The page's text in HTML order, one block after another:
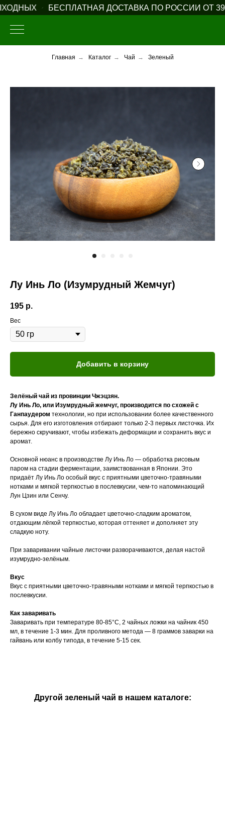
БЕСПЛАТНАЯ ДОСТАВКА ПО РОССИИ ОТ
Главная → Каталог → Чай → Зеленый
Лу Инь Ло (Изумрудный Жемчуг)
195 р.
Вес
Добавить в корзину
Зелёный чай из провинции Чжэцзян.
Лу Инь Ло, или Изумрудный жемчуг, производится по схожей с
Ганпаудером технологии, но при использовании более качественного
сырья. Для его изготовления отбирают только 2-3 первых листочка. Их
бережно скручивают, чтобы избежать деформации и сохранить вкус и
аромат.
Основной нюанс в производстве Лу Инь Ло — обработка рисовым
паром на стадии ферментации, заимствованная в Японии. Это
придаёт Лу Инь Ло особый вкус с приятными цветочно-травяными
нотками и мягкой терпкостью в послевкусии, чем-то напоминающий
Лун Цзин или Сенчу.
В сухом виде Лу Инь Ло обладает цветочно-сладким ароматом,
отдающим лёгкой терпкостью, которая оттеняет и дополняет эту
сладкую ноту.
При заваривании чайные листочки разворачиваются, делая настой
изумрудно-зелёным.
Вкус
Вкус с приятными цветочно-травяными нотками и мягкой терпкостью в
послевкусии.
Как заваривать
Заваривать при температуре 80-85°C, 2 чайных ложки на чайник 450
мл, в течение 1-3 мин. Для проливного метода — 8 граммов заварки на
гайвань или колбу типода, в течение 5-15 сек.
Другой зеленый чай в нашем каталоге: